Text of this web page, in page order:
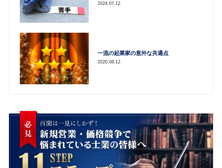
2024.07.12
一流の起業家の意外な共通点
2020.08.12